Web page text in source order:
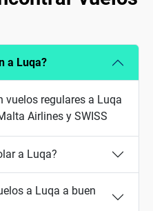
a Luqa?
vuelos regulares a Luqa
Airlines y SWISS
a Luqa?
a Luqa a buen